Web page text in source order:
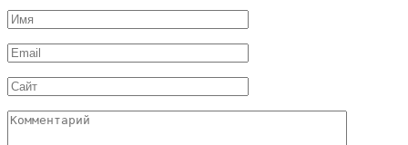
Имя
Email
Сайт
Комментарий